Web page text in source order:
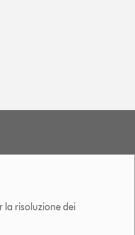
la risoluzione dei